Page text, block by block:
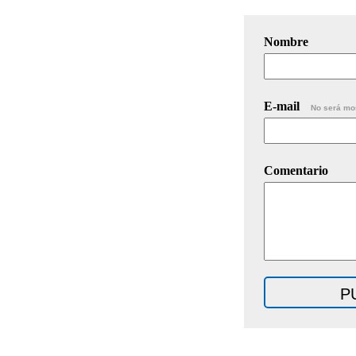
Nombre
E-mail No será
Comentario